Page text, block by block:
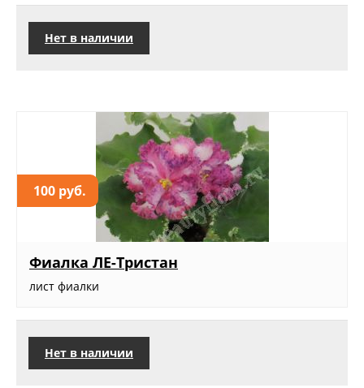
Нет в наличии
100 руб.
Фиалка ЛЕ-Тристан
лист фиалки
Нет в наличии